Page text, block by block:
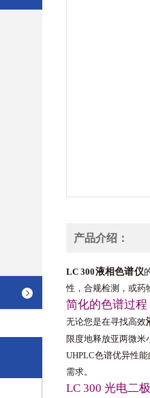
产品介绍：
LC 300液相色谱仪
性，合规检测，或药
简化的色谱过程
无论您是在寻找高效
限度地释放亚两微
UHPLC色谱优异性
需求。
LC 300 光电二